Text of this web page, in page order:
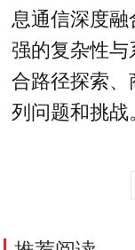
息通信深度
强的复杂性
合路径探索
列问题和挑战